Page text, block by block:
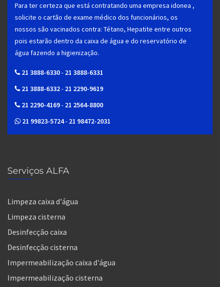
Para ter certeza que está contratando uma empresa idonea ,
solicite o cartão de exame médico dos funcionários, os
nossos são vacinados contra: Tétano, Hepatite entre outros
pois estarão dentro da caixa de água e do reservatório de
água fazendo a higienização.
21 3888-6330- 21 3888-6331
21 3888-6332- 21 2290-9619
21 2290-4169- 21 2564-8800
21 99823-5724- 21 98472-2031
Serviços ALFA
Limpeza caixa d'água
Limpeza cisterna
Desinfecção caixa
Desinfecção cisterna
Impermeabilização caixa d'água
Impermeabilização cisterna